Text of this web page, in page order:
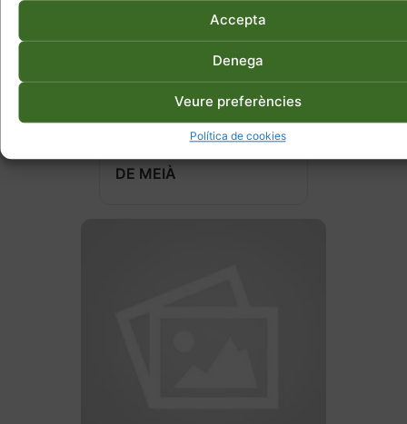
Accepta
Denega
Veure preferències
Política de cookies
1 de setembre de 2026
DE MEIÀ